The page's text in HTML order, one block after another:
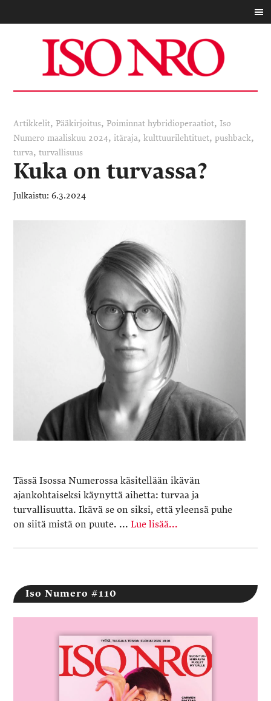
Artikkelit, Pääkirjoitus, Poiminnat hybridioperaatiot, Iso
Numero maaliskuu 2024,itäraja,kulttuurilehtituet,pushback,
turva,turvallisuus
Kuka on turvassa?
6.3.2024
Tässä Isossa Numerossa käsitellään ikävän
ajankohtaiseksi käynyttä aihetta: turvaa ja
turvallisuutta. Ikävä se on siksi, että yleensä puhe
on siitä mistä on puute. ...Lue lisää...
Iso Numero #110